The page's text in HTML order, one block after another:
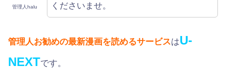
管理人halu
くださいませ。
管理人お勧めの最新漫画を読めるサービスはU-
NEXTです。